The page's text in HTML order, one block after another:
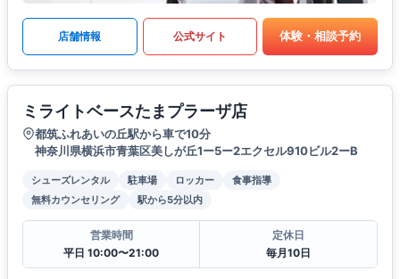
店舗情報 公式サイト 体験・相談予約
ミライトベースたまプラーザ店
都筑ふれあいの丘駅から車で10分
神奈川県横浜市青葉区美しが丘1ー5ー2エクセル910ビル2ーB
シューズレンタル 駐車場 ロッカー
食事指導
無料カウンセリング
駅から5分以内
営業時間
平日 10:00〜21:00
定休日
毎月10日